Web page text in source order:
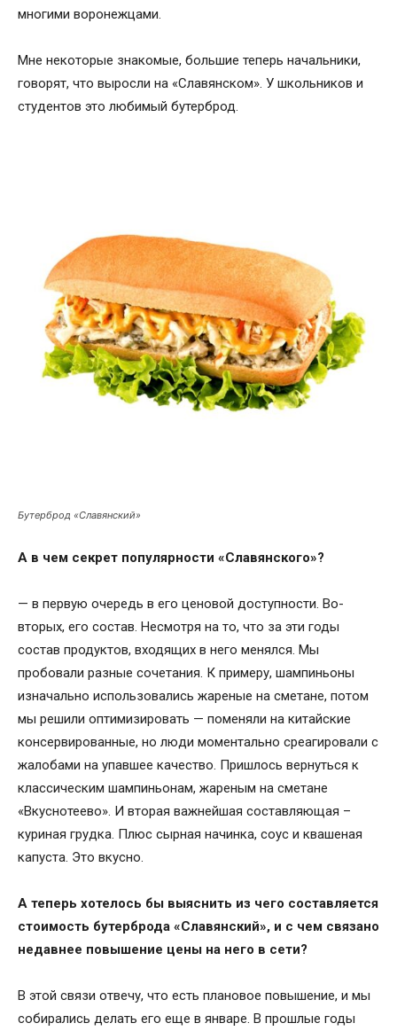
многими воронежцами.
Мне некоторые знакомые, большие теперь начальники,
говорят, что выросли на «Славянском». У школьников и
студентов это любимый бутерброд.
Бутерброд «Славянский»
А в чем секрет популярности «Славянского»?
— в первую очередь в его ценовой доступности. Во-
вторых, его состав. Несмотря на то, что за эти годы
состав продуктов, входящих в него менялся. Мы
пробовали разные сочетания. К примеру, шампиньоны
изначально использовались жареные на сметане, потом
мы решили оптимизировать — поменяли на китайские
консервированные, но люди моментально среагировали с
жалобами на упавшее качество. Пришлось вернуться к
классическим шампиньонам, жареным на сметане
«Вкуснотеево». И вторая важнейшая составляющая –
куриная грудка. Плюс сырная начинка, соус и квашеная
капуста. Это вкусно.
А теперь хотелось бы выяснить из чего составляется
стоимость бутерброда «Славянский», и с чем связано
недавнее повышение цены на него в сети?
В этой связи отвечу, что есть плановое повышение, и мы
собирались делать его еще в январе. В прошлые годы